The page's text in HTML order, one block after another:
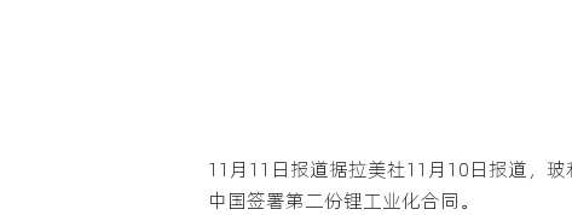
11月11日报道据拉美社11月10日报道，
中国签署第二份锂工业化合同。